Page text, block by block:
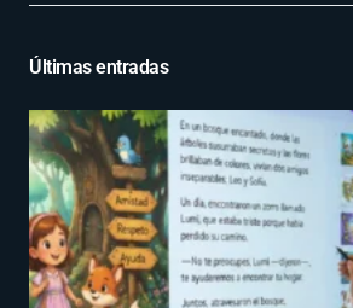
Últimas entradas